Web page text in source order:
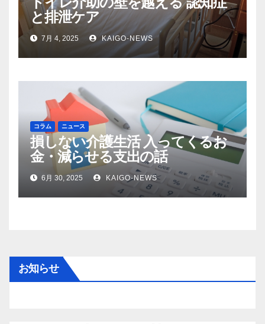
と排泄ケア
7月 4, 2025 KAIGO-NEWS
コラム ニュース
損しない介護生活 入ってくるお
金・減らせる支出の話
6月 30, 2025 KAIGO-NEWS
お知らせ